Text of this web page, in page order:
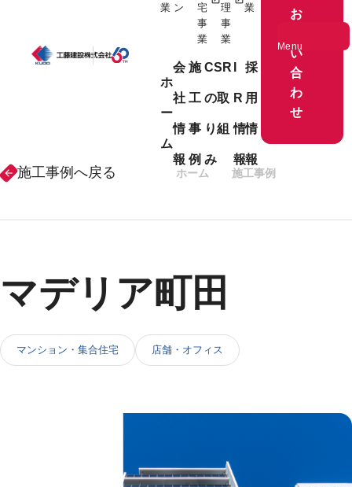
Menu
施工事例
CSRの取り組み
業 ン
宅
事
業
理
事
業
業
ホ
ー
ム
会
社
情
報
施
工
事
例
CSR
の取
り組
み
R
情
報
採
用
情
報
お
い
合
わ
せ
arrow_forward 施工事例へ戻る ホーム 施工事例
マデリア町田
マンション・集合住宅 店舗・オフィス